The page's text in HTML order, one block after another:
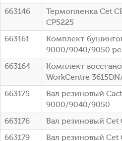
663146
Термопленка Cet
CP5225
663161
Комплект
9000/9040/9050
663164
Комплект
WorkCentre
663175
Вал резиновый
9000/9040/9050
663176
Вал резиновый Cet
663179
Вал резиновый Cet